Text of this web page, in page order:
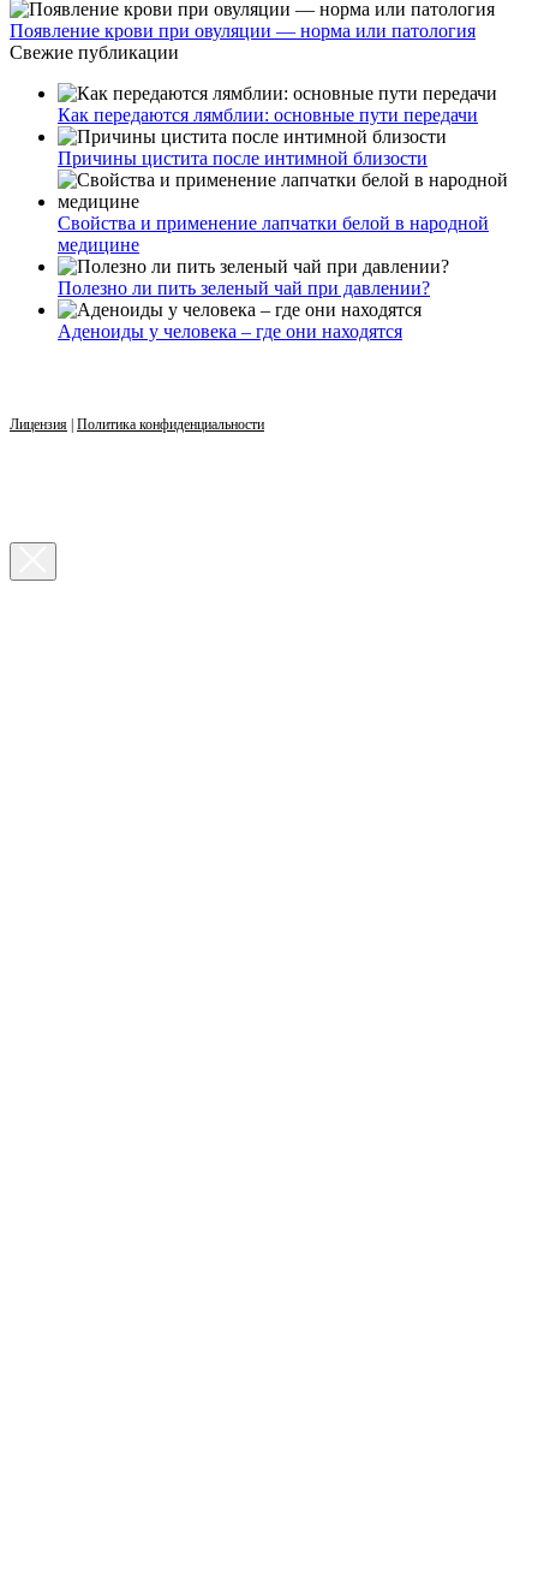
Появление крови при овуляции — норма или патология
Свежие публикации
Как передаются лямблии: основные пути передачи
Причины цистита после интимной близости
Свойства и применение лапчатки белой в народной
медицине
Полезно ли пить зеленый чай при давлении?
Аденоиды у человека – где они находятся
Лицензия Политика конфиденциальности